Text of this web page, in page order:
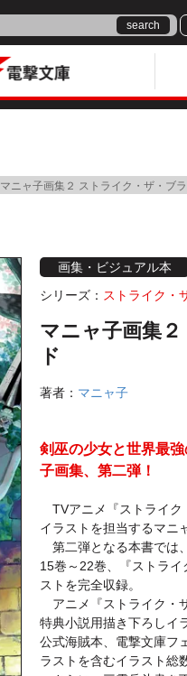
search
マニャ子画集２ ストライク・ザ・ブ
画集・ビジュアル本
シリーズ： ストライク・
マニャ子画集
ド
著者： マニャ子
剣巫の少女と世界最
子画集、第二弾！
TVアニメ『ストライク
イラストを担当するマニ
第二弾となる本書では
15巻～22巻、『ストラ
ストを完全収録。
アニメ『ストライク・
特典小説用描き下ろしイ
公式海賊本、電撃文庫フ
ラストを含むイラスト総